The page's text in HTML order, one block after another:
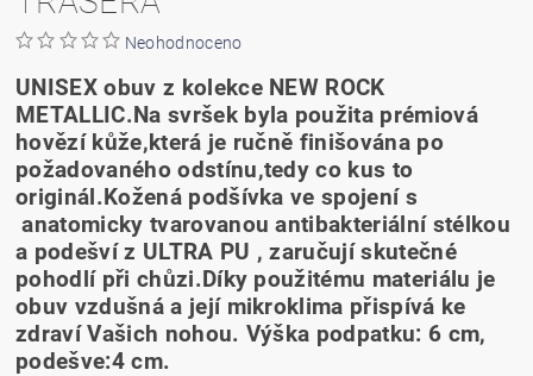
Neohodnoceno
UNISEX obuv z kolekce NEW ROCK
METALLIC.Na svršek byla použita prémiová
hovězí kůže,která je ručně finišována po
požadovaného odstínu,tedy co kus to
originál.Kožená podšívka ve spojení s
anatomicky tvarovanou antibakteriální stélkou
a podešví z ULTRA PU , zaručují skutečné
pohodlí při chůzi.Díky použitému materiálu je
obuv vzdušná a její mikroklima přispívá ke
zdraví Vašich nohou. Výška podpatku: 6 cm,
podešve:4 cm.